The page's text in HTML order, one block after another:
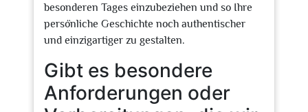
besonderen Tages einzubeziehen und so Ihre
persönliche Geschichte noch authentischer
und einzigartiger zu gestalten.
Gibt es besondere
Anforderungen oder